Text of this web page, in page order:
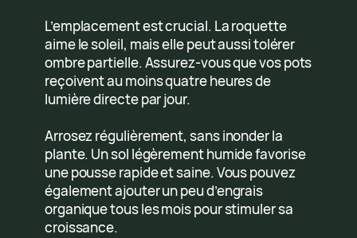
L’emplacement est crucial. La roquette
aime le soleil, mais elle peut aussi tolérer
ombre partielle. Assurez-vous que vos pots
reçoivent au moins quatre heures de
lumière directe par jour.
Arrosez régulièrement, sans inonder la
plante. Un sol légèrement humide favorise
une pousse rapide et saine. Vous pouvez
également ajouter un peu d’engrais
organique tous les mois pour stimuler sa
croissance.